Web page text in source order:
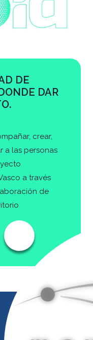
DE
DAR
crear,
a las personas
a través
de